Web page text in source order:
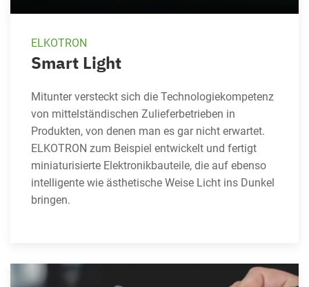
ELKOTRON
Smart Light
Mitunter versteckt sich die Technologiekompetenz
von mittelständischen Zulieferbetrieben in
Produkten, von denen man es gar nicht erwartet.
ELKOTRON zum Beispiel entwickelt und fertigt
miniaturisierte Elektronikbauteile, die auf ebenso
intelligente wie ästhetische Weise Licht ins Dunkel
bringen.